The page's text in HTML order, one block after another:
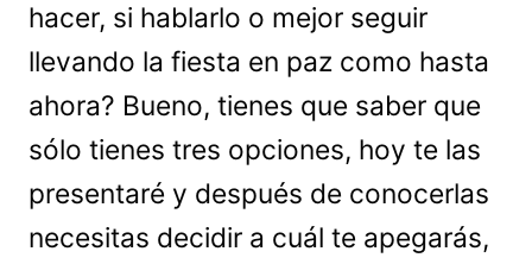
hacer, si hablarlo o mejor seguir
llevando la fiesta en paz como hasta
ahora? Bueno, tienes que saber que
sólo tienes tres opciones, hoy te las
presentaré y después de conocerlas
necesitas decidir a cuál te apegarás,